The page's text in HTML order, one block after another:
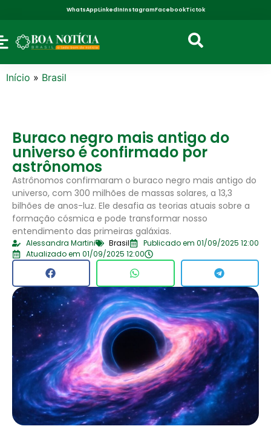
WhatsAppLinkedInInstagramFacebookTictok
Início » Brasil
Buraco negro mais antigo do
universo é confirmado por
astrônomos
Astrônomos confirmaram o buraco negro mais antigo do
universo, com 300 milhões de massas solares, a 13,3
bilhões de anos-luz. Ele desafia as teorias atuais sobre a
formação cósmica e pode transformar nosso
entendimento das primeiras galáxias.
Alessandra Martini Brasil
Publicado em 01/09/2025 12:00
Atualizado em 01/09/2025 12:00